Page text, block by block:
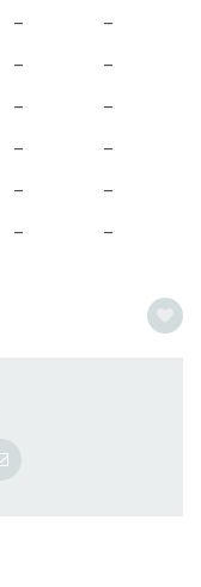
– –
– –
– –
– –
– –
– –